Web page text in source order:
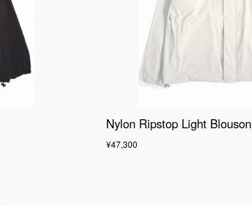
Nylon Ripstop Light Blouson
¥47,300